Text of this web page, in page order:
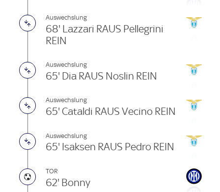
Auswechslung
68' Lazzari RAUS Pellegrini
REIN
Auswechslung
65' Dia RAUS Noslin REIN
Auswechslung
65' Cataldi RAUS Vecino REIN
Auswechslung
65' Isaksen RAUS Pedro REIN
TOR
62' Bonny